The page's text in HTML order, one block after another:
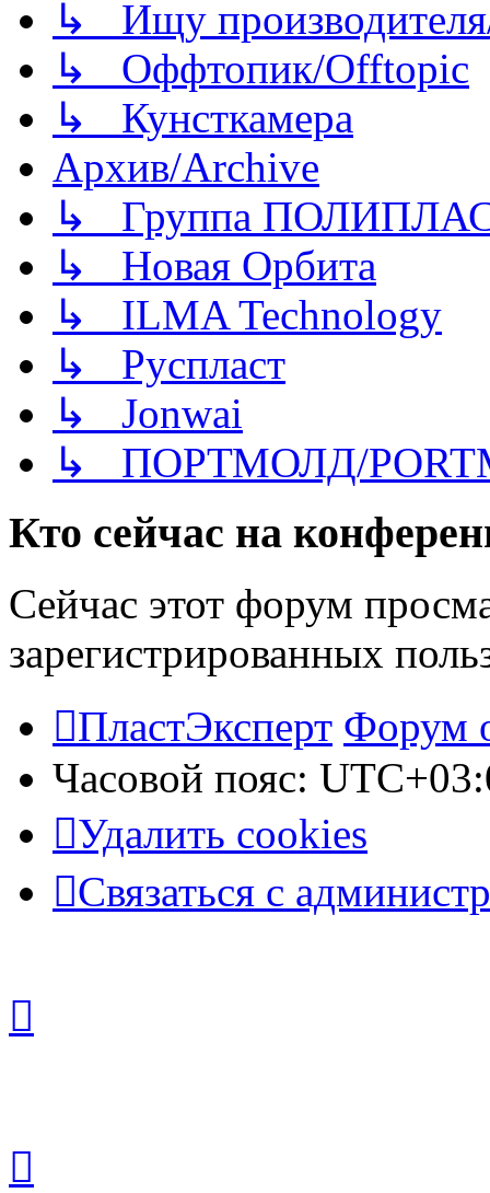
↳ Ищу
↳ Оффтопик/Offtopic
↳ Кунсткамера
Архив/Archive
↳ Группа
↳ Новая Орбита
↳ ILMA Technology
↳ Руспласт
↳ Jonwai
↳ ПОРТМОЛД/
Кто сейчас на
Сейчас этот форум
зарегистрированных
ПластЭксперт Форум
Часовой пояс:
Удалить cookies
Связаться с